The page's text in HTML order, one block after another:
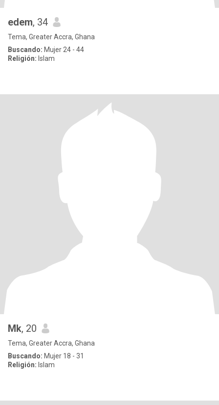
edem, 34
Tema, Greater Accra, Ghana
Buscando: Mujer 24 - 44
Religión: Islam
Mk, 20
Tema, Greater Accra, Ghana
Buscando: Mujer 18 - 31
Religión: Islam